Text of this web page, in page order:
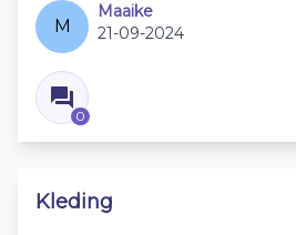
M
Maaike
21-09-2024
0
Kleding